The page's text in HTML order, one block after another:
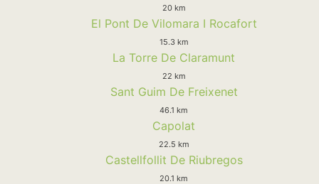
20 km
El Pont De Vilomara I Rocafort
15.3 km
La Torre De Claramunt
22 km
Sant Guim De Freixenet
46.1 km
Capolat
22.5 km
Castellfollit De Riubregos
20.1 km